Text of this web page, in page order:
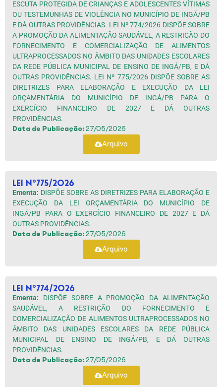
ESCUTA PROTEGIDA DE CRIANÇAS E ADOLESCENTES VÍTIMAS
OU TESTEMUNHAS DE VIOLÊNCIA NO MUNICÍPIO DE INGÁ/PB
E DÁ OUTRAS PROVIDÊNCIAS. LEI Nº 774/2026 DISPÕE SOBRE
A PROMOÇÃO DA ALIMENTAÇÃO SAUDÁVEL, A RESTRIÇÃO DO
FORNECIMENTO E COMERCIALIZAÇÃO DE ALIMENTOS
ULTRAPROCESSADOS NO ÂMBITO DAS UNIDADES ESCOLARES
DA REDE PÚBLICA MUNICIPAL DE ENSINO DE INGÁ/PB, E DÁ
OUTRAS PROVIDÊNCIAS. LEI Nº 775/2026 DISPÕE SOBRE AS
DIRETRIZES PARA ELABORAÇÃO E EXECUÇÃO DA LEI
ORÇAMENTÁRIA DO MUNICÍPIO DE INGÁ/PB PARA O
EXERCÍCIO FINANCEIRO DE 2027 E DÁ OUTRAS
PROVIDÊNCIAS.
Data de Publicação: 27/05/2026
Arquivo
LEI Nº775/2026
Ementa: DISPÕE SOBRE AS DIRETRIZES PARA ELABORAÇÃO E
EXECUÇÃO DA LEI ORÇAMENTÁRIA DO MUNICÍPIO DE
INGÁ/PB PARA O EXERCÍCIO FINANCEIRO DE 2027 E DÁ
OUTRAS PROVIDÊNCIAS.
Data de Publicação: 27/05/2026
Arquivo
LEI Nº774/2026
Ementa: DISPÕE SOBRE A PROMOÇÃO DA ALIMENTAÇÃO
SAUDÁVEL, A RESTRIÇÃO DO FORNECIMENTO E
COMERCIALIZAÇÃO DE ALIMENTOS ULTRAPROCESSADOS NO
ÂMBITO DAS UNIDADES ESCOLARES DA REDE PÚBLICA
MUNICIPAL DE ENSINO DE INGÁ/PB, E DÁ OUTRAS
PROVIDÊNCIAS.
Data de Publicação: 27/05/2026
Arquivo